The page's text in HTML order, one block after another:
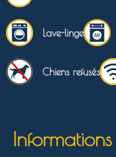
Lave-linge
Chiens refusés